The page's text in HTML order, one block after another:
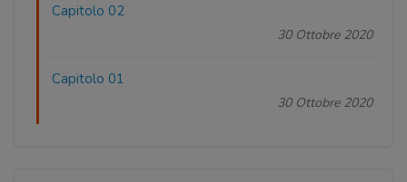
Capitolo 02
30 Ottobre 2020
Capitolo 01
30 Ottobre 2020